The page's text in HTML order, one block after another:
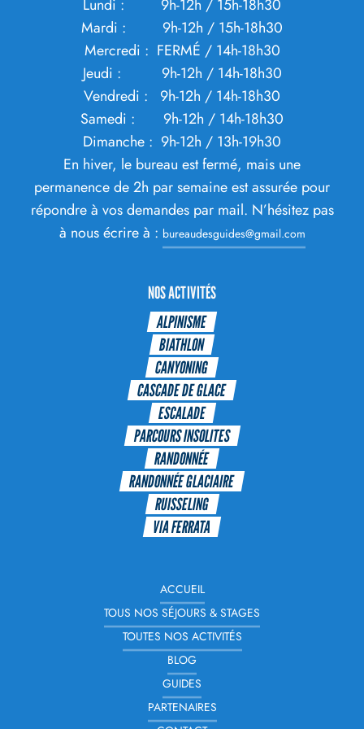
Lundi : 9h-12h / 15h-18h30
Mardi : 9h-12h / 15h-18h30
Mercredi : FERMÉ / 14h-18h30
Jeudi : 9h-12h / 14h-18h30
Vendredi : 9h-12h / 14h-18h30
Samedi : 9h-12h / 14h-18h30
Dimanche : 9h-12h / 13h-19h30
En hiver, le bureau est fermé, mais une
permanence de 2h par semaine est assurée pour
répondre à vos demandes par mail. N’hésitez pas
à nous écrire à : bureaudesguides@gmail.com
NOS ACTIVITÉS
ALPINISME
BIATHLON
CANYONING
CASCADE DE GLACE
ESCALADE
PARCOURS INSOLITES
RANDONNÉE
RANDONNÉE GLACIAIRE
RUISSELING
VIA FERRATA
ACCUEIL
TOUS NOS SÉJOURS & STAGES
TOUTES NOS ACTIVITÉS
BLOG
GUIDES
PARTENAIRES